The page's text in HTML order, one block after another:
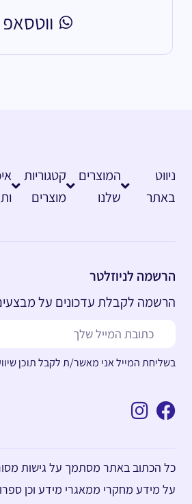
ווטסאפ
הרשמה לניוזלטר
הרשמה לקבלת עדכונים על
בשליחת המייל אני מאשר/ת לקבל תוכן
ניווט
באתר
המוצרים
שלנו
קטגוריות
מוצרים
כל הכתוב באתר מסתמך על גישות
על מידע מחקרי ממאגרי מידע וכן